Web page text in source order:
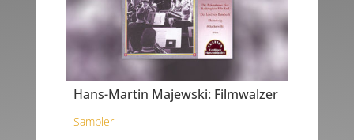
Hans-Martin Majewski: Filmwalzer
Sampler